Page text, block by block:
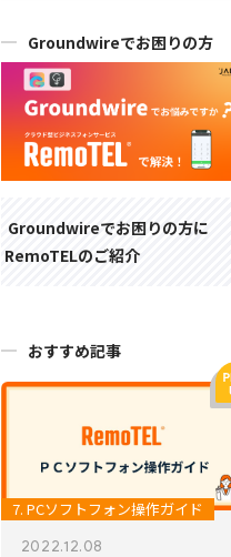
Groundwireでお困りの方
Groundwireでお困りの方に
RemoTELのご紹介
おすすめ記事
7. PCソフトフォン操作ガイド
2022.12.08